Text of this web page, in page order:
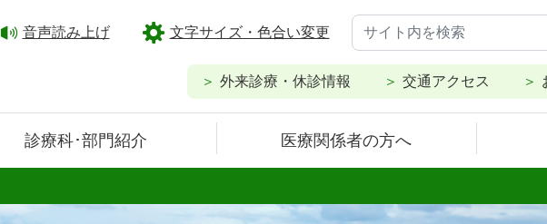
音声読み上げ 文字サイズ・色合い変更
外来診療・休診情報 交通アクセス
診療科･部門紹介 医療関係者の方へ